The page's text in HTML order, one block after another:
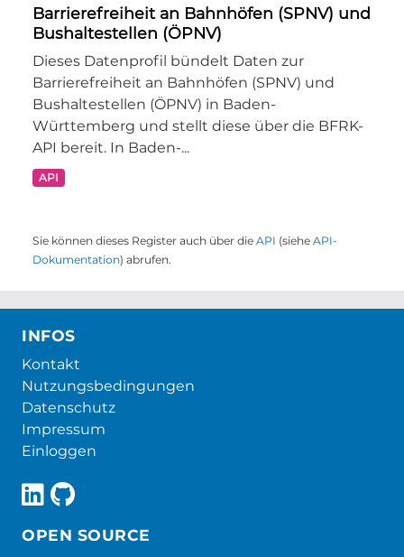
Barrierefreiheit an Bahnhöfen (SPNV) und
Bushaltestellen (ÖPNV)
Dieses Datenprofil bündelt Daten zur
Barrierefreiheit an Bahnhöfen (SPNV) und
Bushaltestellen (ÖPNV) in Baden-
Württemberg und stellt diese über die BFRK-
API bereit. In Baden-...
API
Sie können dieses Register auch über die API (siehe API-
Dokumentation) abrufen.
INFOS
Kontakt
Nutzungsbedingungen
Datenschutz
Impressum
Einloggen
OPEN SOURCE